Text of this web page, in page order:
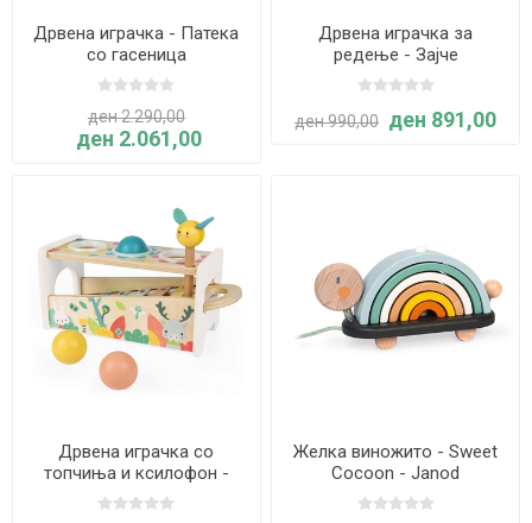
Дрвена играчка - Патека
со гасеница
ден 2.290,00
ден 2.061,00
Дрвена играчка за
редење - Зајче
ден 990,00 ден 891,00
Дрвена играчка со
топчиња и ксилофон -
Janod
Желка виножито - Sweet
Cocoon - Janod